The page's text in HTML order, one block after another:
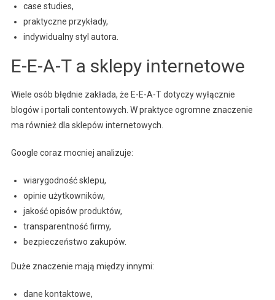
case studies,
praktyczne przykłady,
indywidualny styl autora.
E-E-A-T a sklepy internetowe
Wiele osób błędnie zakłada, że E-E-A-T dotyczy wyłącznie
blogów i portali contentowych. W praktyce ogromne znaczenie
ma również dla sklepów internetowych.
Google coraz mocniej analizuje:
wiarygodność sklepu,
opinie użytkowników,
jakość opisów produktów,
transparentność firmy,
bezpieczeństwo zakupów.
Duże znaczenie mają między innymi:
dane kontaktowe,